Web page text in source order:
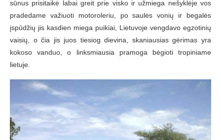
sūnus prisitaikė labai greit prie visko ir užmiega nešyklėje vos
pradedame važiuoti motoroleriu, po saulės vonių ir begalės
įspūdžių jis kasdien miega puikiai, Lietuvoje vengdavo egzotinių
vaisių, o čia jis juos tiesiog dievina, skaniausias gėrimas yra
kokoso vanduo, o linksmiausia pramoga bėgioti tropiniame
lietuje.